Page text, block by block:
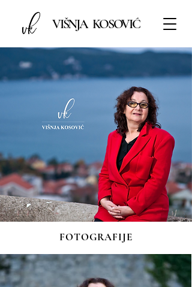
VIŠNJA KOSOVIĆ
FOTOGRAFIJE